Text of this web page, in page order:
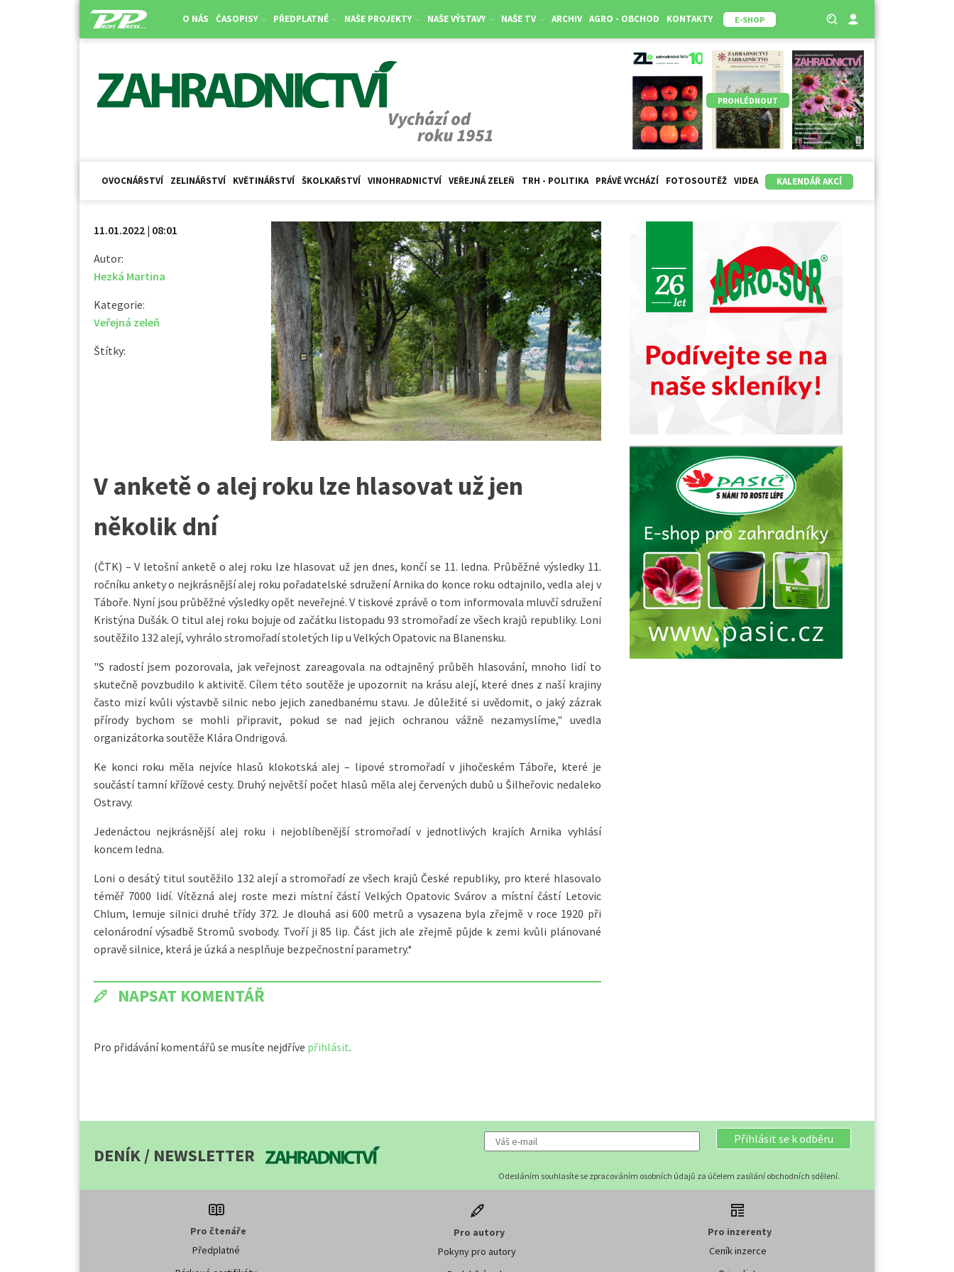
O NÁS ČASOPISY PŘEDPLATNÉ NAŠE PROJEKTY NAŠE VÝSTAVY NAŠE TV ARCHIV AGRO - OBCHOD KONTAKTY E-SHOP
PROHLÉDNOUT
OVOCNÁŘSTVÍ ZELINÁŘSTVÍ KVĚTINÁŘSTVÍ ŠKOLKAŘSTVÍ VINOHRADNICTVÍ VEŘEJNÁ ZELEŇ TRH - POLITIKA PRÁVĚ VYCHÁZÍ FOTOSOUTĚŽ VIDEA KALENDÁŘ AKCÍ
11.01.2022 | 08:01
Autor:
Hezká Martina
Kategorie:
Veřejná zeleň
Štítky:
V anketě o alej roku lze hlasovat už jen
několik dní
(ČTK) – V letošní anketě o alej roku lze hlasovat už jen dnes, končí se 11. ledna. Průběžné výsledky 11.
ročníku ankety o nejkrásnější alej roku pořadatelské sdružení Arnika do konce roku odtajnilo, vedla alej v
Táboře. Nyní jsou průběžné výsledky opět neveřejné. V tiskové zprávě o tom informovala mluvčí sdružení
Kristýna Dušák. O titul alej roku bojuje od začátku listopadu 93 stromořadí ze všech krajů republiky. Loni
soutěžilo 132 alejí, vyhrálo stromořadí stoletých lip u Velkých Opatovic na Blanensku.
"S radostí jsem pozorovala, jak veřejnost zareagovala na odtajněný průběh hlasování, mnoho lidí to
skutečně povzbudilo k aktivitě. Cílem této soutěže je upozornit na krásu alejí, které dnes z naší krajiny
často mizí kvůli výstavbě silnic nebo jejich zanedbanému stavu. Je důležité si uvědomit, o jaký zázrak
přírody bychom se mohli připravit, pokud se nad jejich ochranou vážně nezamyslíme," uvedla
organizátorka soutěže Klára Ondrigová.
Ke konci roku měla nejvíce hlasů klokotská alej – lipové stromořadí v jihočeském Táboře, které je
součástí tamní křížové cesty. Druhý největší počet hlasů měla alej červených dubů u Šilheřovic nedaleko
Ostravy.
Jedenáctou nejkrásnější alej roku i nejoblíbenější stromořadí v jednotlivých krajích Arnika vyhlásí
koncem ledna.
Loni o desátý titul soutěžilo 132 alejí a stromořadí ze všech krajů České republiky, pro které hlasovalo
téměř 7000 lidí. Vítězná alej roste mezi místní částí Velkých Opatovic Svárov a místní částí Letovic
Chlum, lemuje silnici druhé třídy 372. Je dlouhá asi 600 metrů a vysazena byla zřejmě v roce 1920 při
celonárodní výsadbě Stromů svobody. Tvoří ji 85 lip. Část jich ale zřejmě půjde k zemi kvůli plánované
opravě silnice, která je úzká a nesplňuje bezpečnostní parametry.*
NAPSAT KOMENTÁŘ
Pro přidávání komentářů se musíte nejdříve přihlásit.
DENÍK / NEWSLETTER
Přihlásit se k odběru
Odesláním souhlasíte se zpracováním osobních údajů za účelem zasílání obchodních sdělení.
Pro čtenáře
Předplatné
Pro autory
Pokyny pro autory
Pro inzerenty
Ceník inzerce